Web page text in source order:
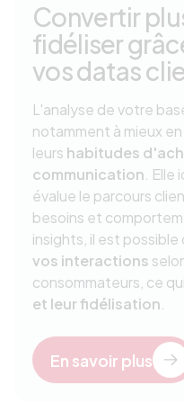
Convertir
fidéliser
vos datas
L'analyse de votre
notamment à mieux
leurs habitudes
communication .
évalue le parcours
besoins et
insights, il est possible
vos interactions
consommateurs, ce qui
et leur fidélisation
En savoir plus